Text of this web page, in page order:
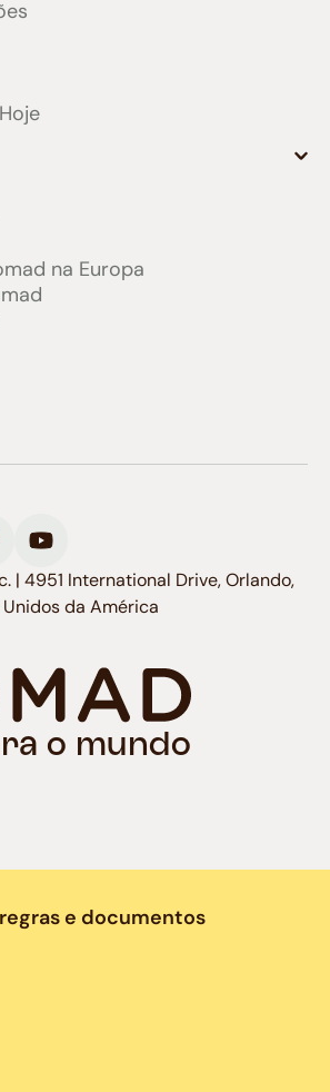
na Europa
o mundo
| 4951 International Drive, Orlando,
Unidos da América
e documentos